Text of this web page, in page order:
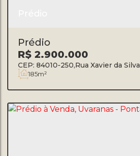
Prédio
R$2.900.000
CEP: 84010-250,Rua Xavier da Silva
185m²